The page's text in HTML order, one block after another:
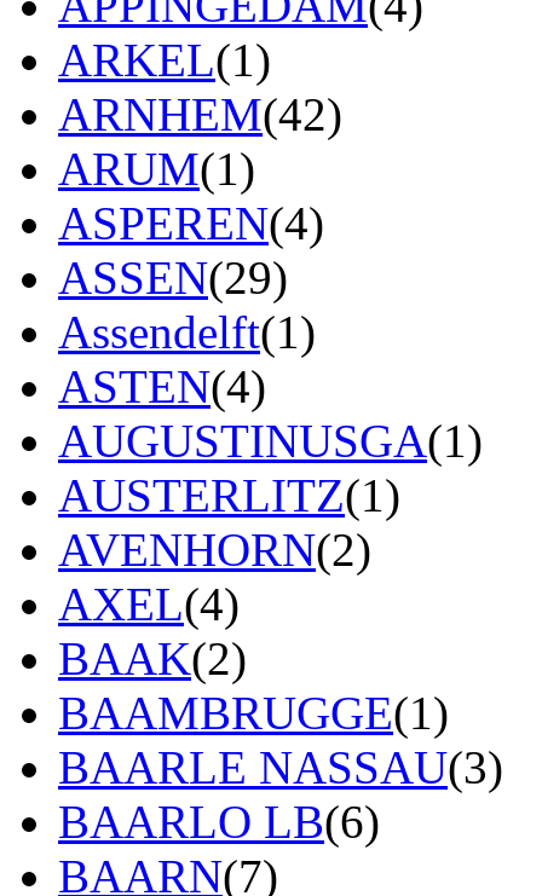
ARKEL(1)
ARNHEM(42)
ARUM(1)
ASPEREN(4)
ASSEN(29)
Assendelft(1)
ASTEN(4)
AUGUSTINUSGA(1)
AUSTERLITZ(1)
AVENHORN(2)
AXEL(4)
BAAK(2)
BAAMBRUGGE(1)
BAARLE NASSAU(3)
BAARLO LB(6)
BAARN(7)